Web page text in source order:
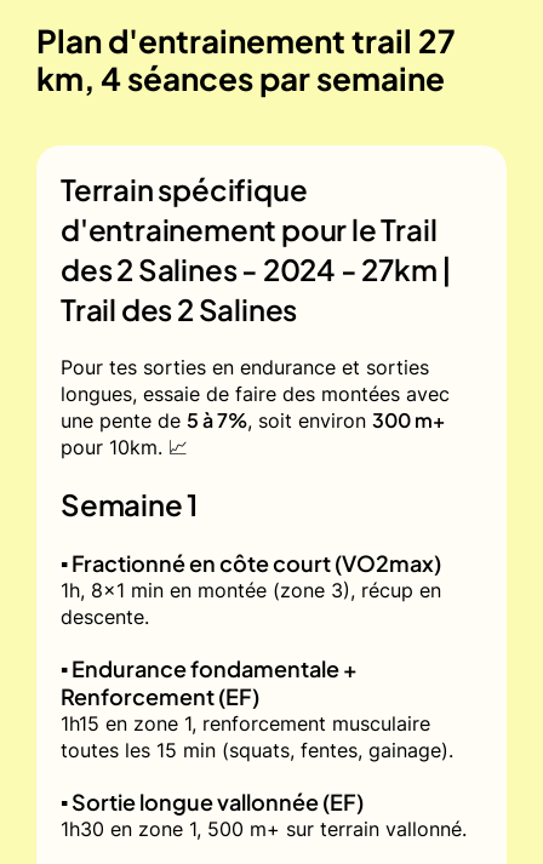
Plan d'entrainement trail 27
km, 4 séances par semaine
Terrain spécifique
d'entrainement pour leTrail
des 2 Salines - 2024 - 27km |
Trail des 2 Salines
Pour tes sorties en endurance et sorties
longues, essaie de faire des montées avec
une pente de 5 à 7%, soit environ 300 m+
pour 10km. 📈
Semaine 1
▪️ Fractionné en côte court (VO2max)
1h, 8x1 min en montée (zone 3), récup en
descente.
▪️ Endurance fondamentale +
Renforcement (EF)
1h15 en zone 1, renforcement musculaire
toutes les 15 min (squats, fentes, gainage).
▪️ Sortie longue vallonnée (EF)
1h30 en zone 1, 500 m+ sur terrain vallonné.